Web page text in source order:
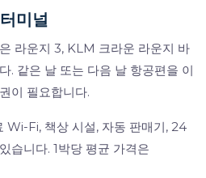
미널
라운지 3, KLM 크라운 라운지 바
. 같은 날 또는 다음 날 항공편을 이
이 필요합니다.
Wi-Fi, 책상 시설, 자동 판매기, 24
습니다. 1박당 평균 가격은